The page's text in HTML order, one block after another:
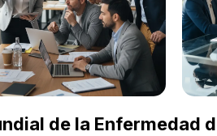
de la Enfermedad